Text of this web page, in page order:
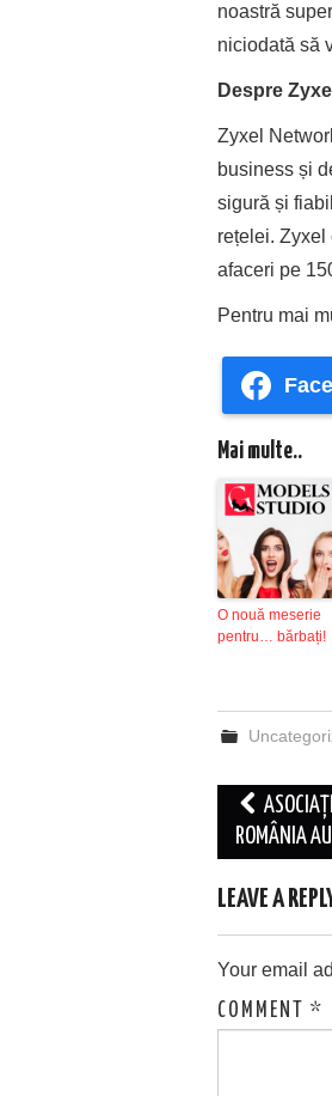
noastră
niciodată să
Despre
Zyxel
business și
sigură și
rețelei. Zyxel
afaceri pe
Pentru mai
Mai multe..
O nouă meserie
pentru… bărbați!
Post
navigation
ROMÂNIA
LEAVE A
Your email
COMMENT *